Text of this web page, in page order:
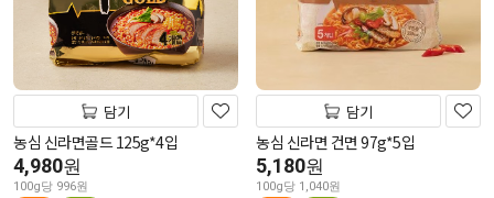
담기
농심 신라면골드 125g*4입
4,980원
100g당 996원
담기
농심 신라면 건면 97g*5입
5,180원
100g당 1,040원